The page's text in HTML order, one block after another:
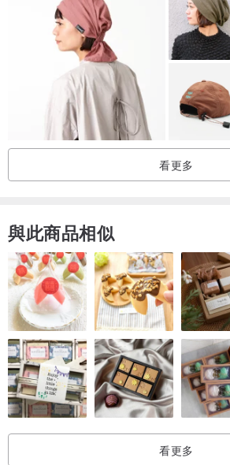
小號尺寸S--50-55
建議尺寸M--約56~57公分(一般頭圍)
如頭圍較大請選擇尺寸L--約58～59公分
如需特殊尺寸請先詢問設計師
* 童帽尺寸為49以下
☼使用及保養 ☼
可用雙手擰乾濕布輕柔擦拭局部髒污處，再
可用蒸氣熨斗低溫隔布熨燙重整帽型
切勿水洗以免損壞
◤ Ü will 小叮嚀 ◢
手織帽於下訂後需耐心等候14～20個工作天(
間)
每款帽子皆是設計師親自手工編織
礙於每台電腦/手機/平板 顯示會有些許色差
請以實際收到商品顏色為準
如有任何問題也請於購買前先行詢問溝通
看更多
與此商品相似
看更多